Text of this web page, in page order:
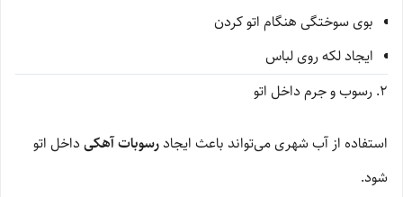
بوی سوختگی هنگام اتو کردن
ایجاد لکه روی لباس
2. رسوب و جرم داخل اتو
استفاده از آب شهری می‌تواند باعث ایجادرسوبات آهکیداخل اتو
شود.